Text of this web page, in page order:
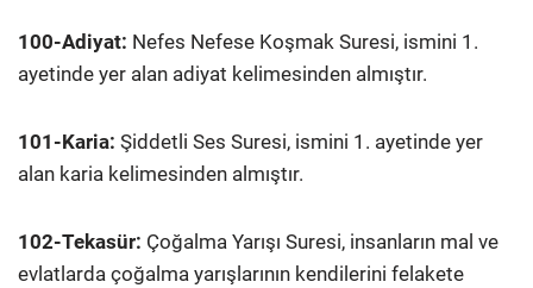
100-Adiyat: Nefes Nefese Koşmak Suresi, ismini 1.
ayetinde yer alan adiyat kelimesinden almıştır.
101-Karia: Şiddetli Ses Suresi, ismini 1. ayetinde yer
alan karia kelimesinden almıştır.
102-Tekasür: Çoğalma Yarışı Suresi, insanların mal ve
evlatlarda çoğalma yarışlarının kendilerini felakete